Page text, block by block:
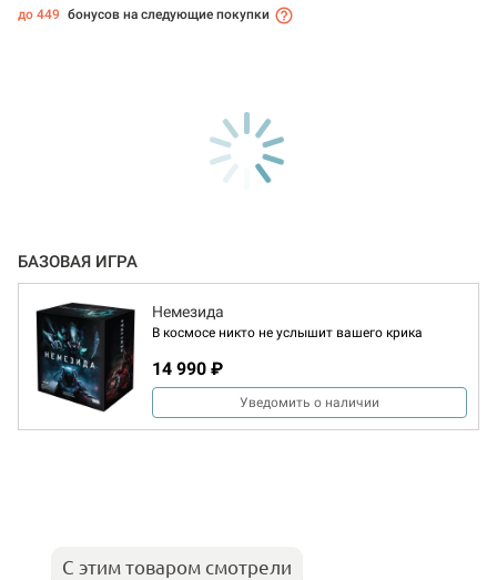
до 449 бонусов на следующие покупки
БАЗОВАЯ ИГРА
Немезида
В космосе никто не услышит вашего крика
14 990 ₽
Уведомить о наличии
С этим товаром смотрели